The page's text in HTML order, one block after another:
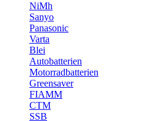
NiMh
Sanyo
Panasonic
Varta
Blei
Autobatterien
Motorradbatterien
Greensaver
FIAMM
CTM
SSB